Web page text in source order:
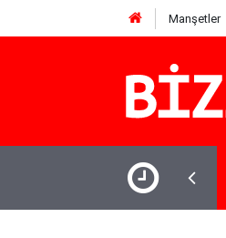
Manşetler
benim ilk yapay zeka şarkım